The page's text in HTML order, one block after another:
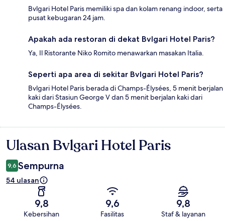
Bvlgari Hotel Paris memiliki spa dan kolam renang indoor, serta
pusat kebugaran 24 jam.
Apakah ada restoran di dekat Bvlgari Hotel Paris?
Ya, Il Ristorante Niko Romito menawarkan masakan Italia.
Seperti apa area di sekitar Bvlgari Hotel Paris?
Bvlgari Hotel Paris berada di Champs-Élysées, 5 menit berjalan
kaki dari Stasiun George V dan 5 menit berjalan kaki dari
Champs-Élysées.
Ulasan
Ulasan Bvlgari Hotel Paris
9,6 Sempurna
54 ulasan
9,8
Kebersihan
9,6
Fasilitas
9,8
Staf & layanan